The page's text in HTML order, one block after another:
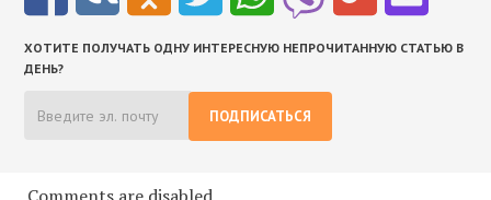
ХОТИТЕ ПОЛУЧАТЬ ОДНУ ИНТЕРЕСНУЮ НЕПРОЧИТАННУЮ СТАТЬЮ В
ДЕНЬ?
ПОДПИСАТЬСЯ